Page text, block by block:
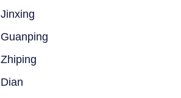
Jinxing
Guanping
Zhiping
Dian